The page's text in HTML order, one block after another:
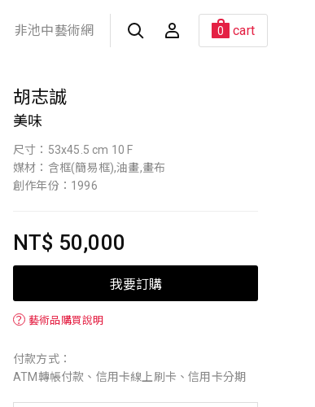
非池中藝術網 0 cart
胡志誠
美味
尺寸：53x45.5 cm 10 F
媒材：含框(簡易框),油畫,畫布
創作年份：1996
NT$ 50,000
我要訂購
？ 藝術品購買說明
付款方式：
ATM轉帳付款、信用卡線上刷卡、信用卡分期